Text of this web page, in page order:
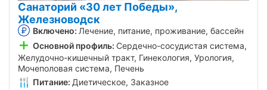
Санаторий «30 лет Победы»,
Железноводск
Включено: Лечение, питание, проживание, бассейн
Основной профиль: Сердечно-сосудистая система,
Желудочно-кишечный тракт, Гинекология, Урология,
Мочеполовая система, Печень
Питание: Диетическое, Заказное